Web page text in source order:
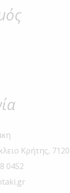
Κρήτης,
0452